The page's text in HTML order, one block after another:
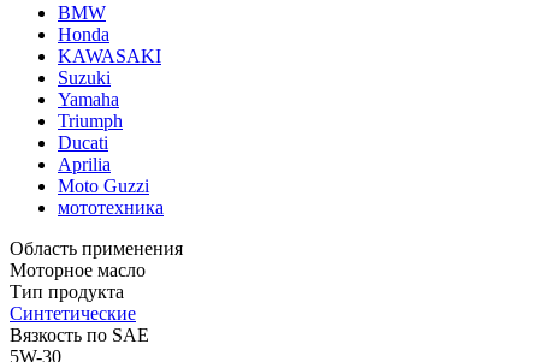
BMW
Honda
KAWASAKI
Suzuki
Yamaha
Triumph
Ducati
Aprilia
Moto Guzzi
мототехника
Область применения
Моторное масло
Тип продукта
Синтетические
Вязкость по SAE
5W-30